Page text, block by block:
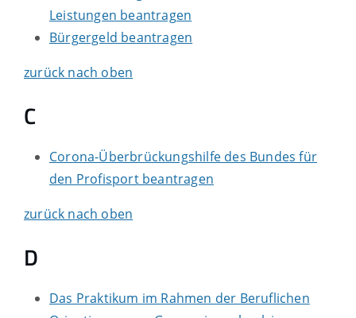
Leistungen beantragen
Bürgergeld beantragen
zurück nach oben
C
Corona-Überbrückungshilfe des Bundes für
den Profisport beantragen
zurück nach oben
D
Das Praktikum im Rahmen der Beruflichen